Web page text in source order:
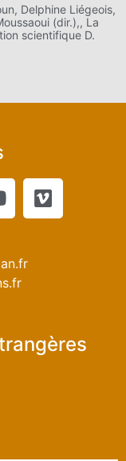
Delphine Liégeois,
(dir.),, La
scientifique D.